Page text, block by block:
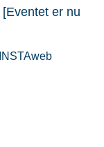
[Eventet er nu